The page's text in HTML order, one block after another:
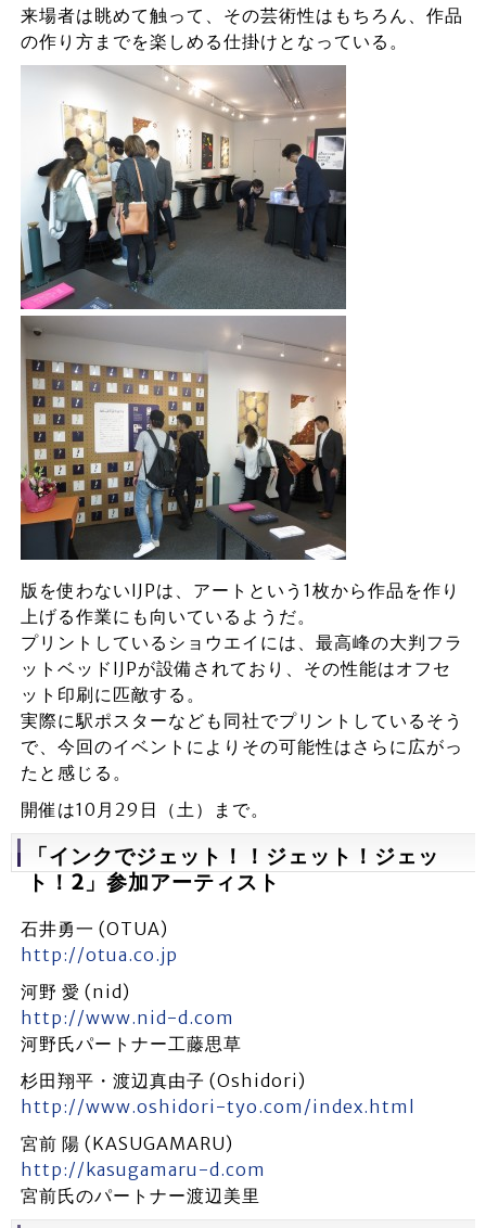
来場者は眺めて触って、その芸術性はもちろん、作品
の作り方までを楽しめる仕掛けとなっている。
版を使わないIJPは、アートという1枚から作品を作り
上げる作業にも向いているようだ。
プリントしているショウエイには、最高峰の大判フラ
ットベッドIJPが設備されており、その性能はオフセ
ット印刷に匹敵する。
実際に駅ポスターなども同社でプリントしているそう
で、今回のイベントによりその可能性はさらに広がっ
たと感じる。
開催は10月29日（土）まで。
「インクでジェット！！ジェット！ジェッ
ト！2」 参加アーティスト
石井勇一 (OTUA)
http://otua.co.jp
河野 愛 (nid)
http://www.nid-d.com
河野氏パートナー工藤思草
杉田翔平・渡辺真由子 (Oshidori)
http://www.oshidori-tyo.com/index.html
宮前 陽 (KASUGAMARU)
http://kasugamaru-d.com
宮前氏のパートナー渡辺美里